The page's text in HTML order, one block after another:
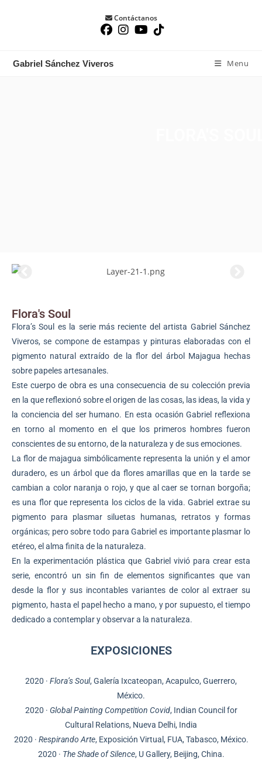
Contáctanos
Gabriel Sánchez Viveros Menu
Flora's Soul
Flora’s Soul es la serie más reciente del artista Gabriel Sánchez
Viveros, se compone de estampas y pinturas elaboradas con el
pigmento natural extraído de la flor del árbol Majagua hechas
sobre papeles artesanales.
Este cuerpo de obra es una consecuencia de su colección previa
en la que reflexionó sobre el origen de las cosas, las ideas, la vida y
la conciencia del ser humano. En esta ocasión Gabriel reflexiona
en torno al momento en el que los primeros hombres fueron
conscientes de su entorno, de la naturaleza y de sus emociones.
La flor de majagua simbólicamente representa la unión y el amor
duradero, es un árbol que da flores amarillas que en la tarde se
cambian a color naranja o rojo, y que al caer se tornan borgoña;
es una flor que representa los ciclos de la vida. Gabriel extrae su
pigmento para plasmar siluetas humanas, retratos y formas
orgánicas; pero sobre todo para Gabriel es importante plasmar lo
etéreo, el alma finita de la naturaleza.
En la experimentación plástica que Gabriel vivió para crear esta
serie, encontró un sin fin de elementos significantes que van
desde la flor y sus incontables variantes de color al extraer su
pigmento, hasta el papel hecho a mano, y por supuesto, el tiempo
dedicado a contemplar y observar a la naturaleza.
EXPOSICIONES
2020 · Flora’s Soul, Galería Ixcateopan, Acapulco, Guerrero,
México.
2020 · Global Painting Competition Covid, Indian Council for
Cultural Relations, Nueva Delhi, India
2020 · Respirando Arte, Exposición Virtual, FUA, Tabasco, México.
2020 · The Shade of Silence, U Gallery, Beijing, China.